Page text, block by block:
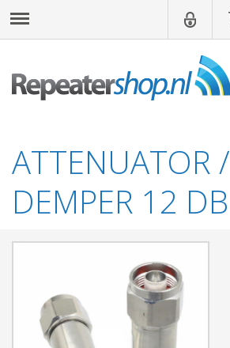
ATTENUATOR /
DEMPER 12 DB